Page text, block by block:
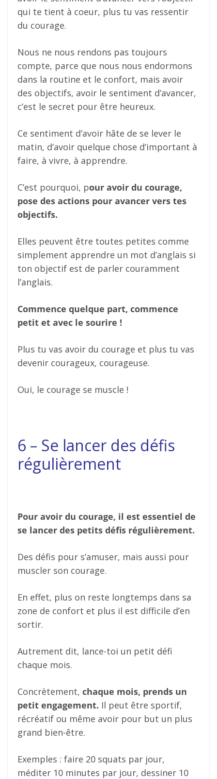
qui te tient à coeur, plus tu vas ressentir
du courage.
Nous ne nous rendons pas toujours
compte, parce que nous nous endormons
dans la routine et le confort, mais avoir
des objectifs, avoir le sentiment d’avancer,
c’est le secret pour être heureux.
Ce sentiment d’avoir hâte de se lever le
matin, d’avoir quelque chose d’important à
faire, à vivre, à apprendre.
C’est pourquoi, pour avoir du courage,
pose des actions pour avancer vers tes
objectifs.
Elles peuvent être toutes petites comme
simplement apprendre un mot d’anglais si
ton objectif est de parler couramment
l’anglais.
Commence quelque part, commence
petit et avec le sourire !
Plus tu vas avoir du courage et plus tu vas
devenir courageux, courageuse.
Oui, le courage se muscle !
6 – Se lancer des défis
régulièrement
Pour avoir du courage, il est essentiel de
se lancer des petits défis régulièrement.
Des défis pour s’amuser, mais aussi pour
muscler son courage.
En effet, plus on reste longtemps dans sa
zone de confort et plus il est difficile d’en
sortir.
Autrement dit, lance-toi un petit défi
chaque mois.
Concrètement, chaque mois, prends un
petit engagement. Il peut être sportif,
récréatif ou même avoir pour but un plus
grand bien-être.
Exemples : faire 20 squats par jour,
méditer 10 minutes par jour, dessiner 10